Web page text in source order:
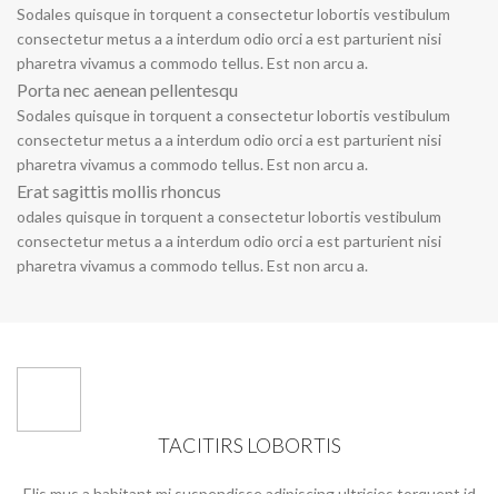
Sodales quisque in torquent a consectetur lobortis vestibulum
consectetur metus a a interdum odio orci a est parturient nisi
pharetra vivamus a commodo tellus. Est non arcu a.
Porta nec aenean pellentesqu
Sodales quisque in torquent a consectetur lobortis vestibulum
consectetur metus a a interdum odio orci a est parturient nisi
pharetra vivamus a commodo tellus. Est non arcu a.
Erat sagittis mollis rhoncus
odales quisque in torquent a consectetur lobortis vestibulum
consectetur metus a a interdum odio orci a est parturient nisi
pharetra vivamus a commodo tellus. Est non arcu a.
TACITIRS LOBORTIS